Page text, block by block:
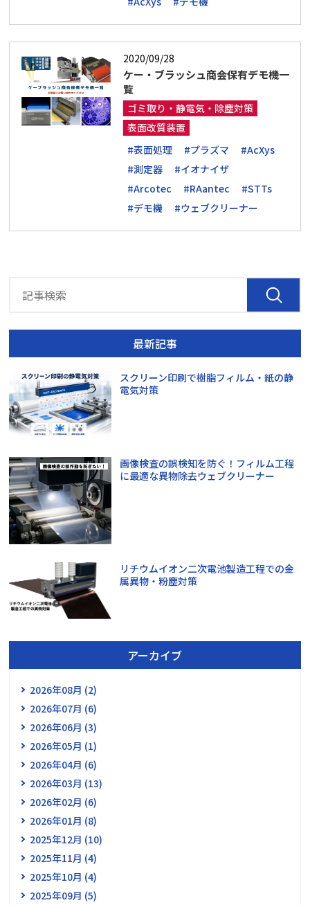
2020/09/28
ケー・ブラッシュ商会保有デモ機一
覧
ゴミ取り・静電気・除塵対策
表面改質装置
#表面処理
#プラズマ
#AcXys
#測定器
#イオナイザ
#Arcotec
#RAantec
#STTs
#デモ機
#ウェブクリーナー
最新記事
スクリーン印刷で樹脂フィルム・紙の静
電気対策
画像検査の誤検知を防ぐ！フィルム工程
に最適な異物除去ウェブクリーナー
リチウムイオン二次電池製造工程での金
属異物・粉塵対策
アーカイブ
2026年08月 (2)
2026年07月 (6)
2026年06月 (3)
2026年05月 (1)
2026年04月 (6)
2026年03月 (13)
2026年02月 (6)
2026年01月 (8)
2025年12月 (10)
2025年11月 (4)
2025年10月 (4)
2025年09月 (5)